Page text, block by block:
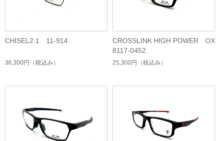
CHISEL2.1 11-914
36,300円 （税込み）
CROSSLINK HIGH POWER OX
8117-0452
25,300円 （税込み）